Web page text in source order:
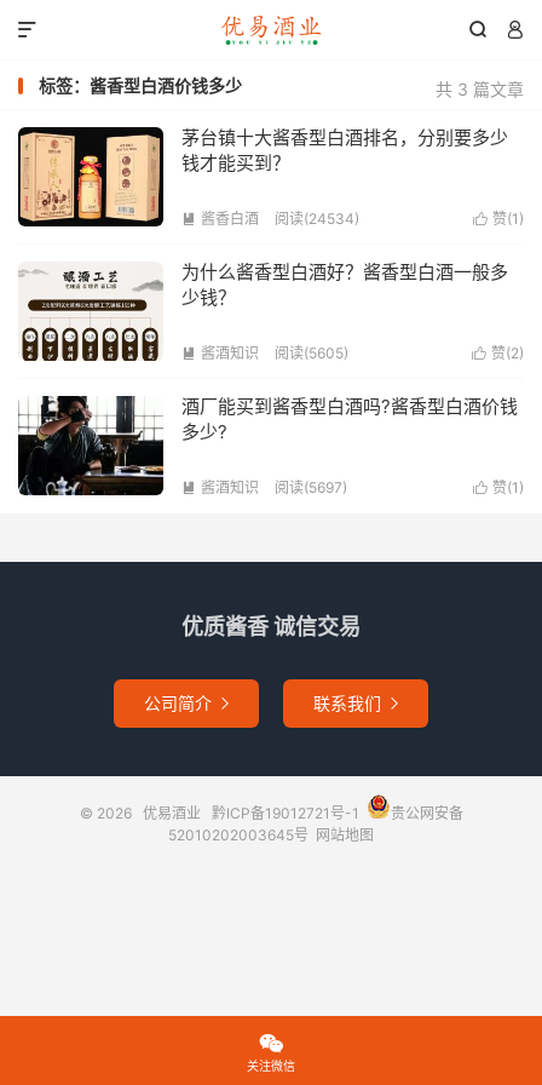
 

共 3 篇文章
标签：酱香型白酒价钱多少
茅台镇十大酱香型白酒排名，分别要多少
钱才能买到？
 赞(1 )
 酱香白酒 阅读(24534)
为什么酱香型白酒好？酱香型白酒一般多
少钱？
 赞(2)
 酱酒知识 阅读(5605)
酒厂能买到酱香型白酒吗?酱香型白酒价钱
多少?
 赞(1 )
 酱酒知识 阅读(5697)
优质酱香 诚信交易
公司简介  联系我们 
© 2026 优易酒业 黔ICP备19012721号-1
贵公网安备
52010202003645号 网站地图

关注微信